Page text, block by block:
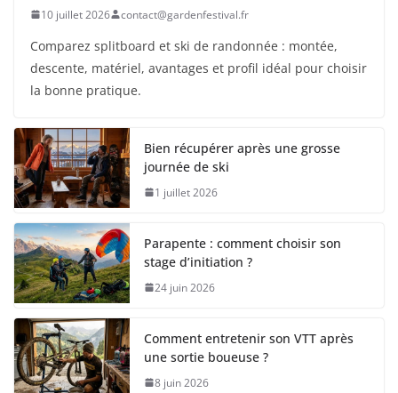
10 juillet 2026 contact@gardenfestival.fr
Comparez splitboard et ski de randonnée : montée,
descente, matériel, avantages et profil idéal pour choisir
la bonne pratique.
Bien récupérer après une grosse
journée de ski
1 juillet 2026
Parapente : comment choisir son
stage d’initiation ?
24 juin 2026
Comment entretenir son VTT après
une sortie boueuse ?
8 juin 2026